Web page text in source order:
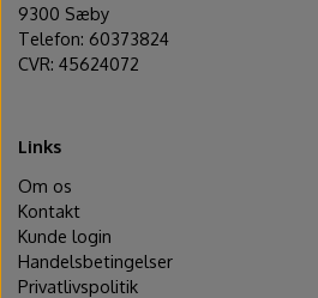
9300 Sæby
Telefon: 60373824
CVR: 45624072
Links
Om os
Kontakt
Kunde login
Handelsbetingelser
Privatlivspolitik